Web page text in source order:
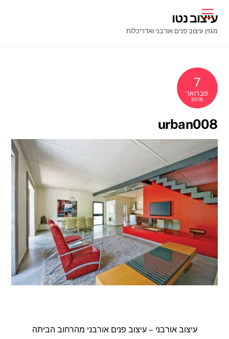
content
Menu
עיצוב נטו
מגזין עיצוב פנים אורבני ואדריכלות
7
פברואר
2016
urban008
עיצוב אורבני – עיצוב פנים אורבני מהרחוב הביתה